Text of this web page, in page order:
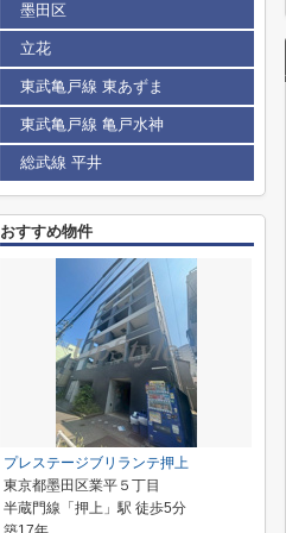
墨田区
立花
東武亀戸線 東あずま
東武亀戸線 亀戸水神
総武線 平井
おすすめ物件
プレステージブリランテ押上
東京都墨田区業平５丁目
半蔵門線「押上」駅 徒歩5分